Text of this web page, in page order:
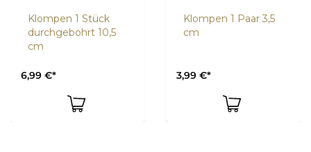
Klompen 1 Stück
durchgebohrt 10,5
cm
6,99 €*
Klompen 1 Paar 3,5
cm
3,99 €*